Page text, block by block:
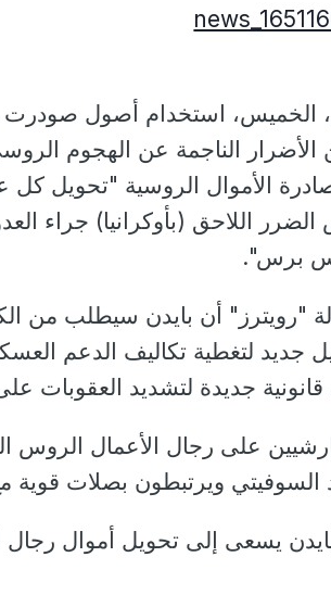
الخميس، استخدام أصول
الأضرار الناجمة عن الهجوم
الأموال الروسية "تحويل كل
الضرر اللاحق (بأوكرانيا) جراء
برس".
"رويترز" أن بايدن سيطلب من
جديد لتغطية تكاليف الدعم
قانونية جديدة لتشديد العقوبات
على رجال الأعمال الروس
السوفيتي ويرتبطون بصلات قوية
يسعى إلى تحويل أموال